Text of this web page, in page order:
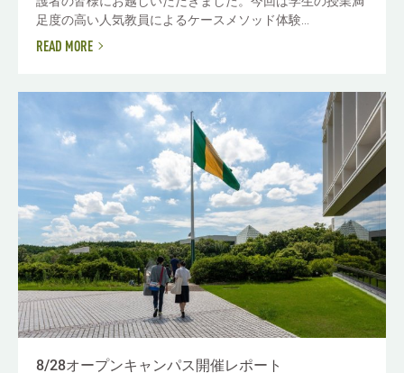
足度の高い人気教員によるケースメソッド体験...
READ MORE
8/28オープンキャンパス開催レポート